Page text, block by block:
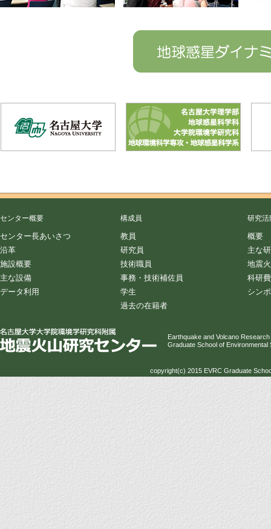
センター概要
センター長あいさつ
沿革
施設概要
主な設備
データ利用
構成員
教員
研究員
技術職員
事務・技術補佐員
学生
過去の在籍者
研究活
概要
主な
地震
科研
シン
Earthquake and Volcano
Graduate School of
copyright(c) 2015 EVRC Graduate